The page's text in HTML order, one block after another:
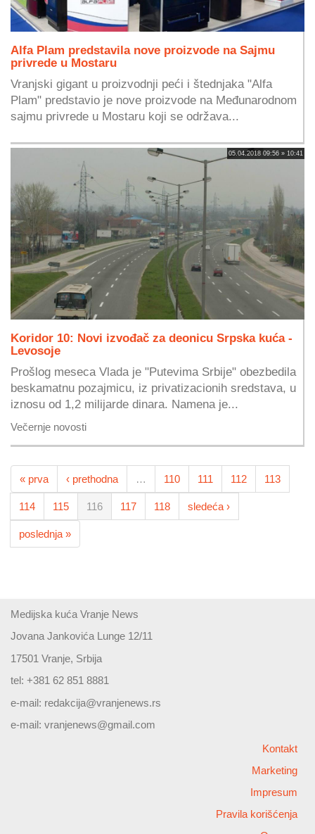
Alfa Plam predstavila nove proizvode na Sajmu
privrede u Mostaru
Vranjski gigant u proizvodnji peći i štednjaka "Alfa
Plam" predstavio je nove proizvode na Međunarodnom
sajmu privrede u Mostaru koji se održava...
05.04.2018 09:56 » 10:41
Koridor 10: Novi izvođač za deonicu Srpska kuća -
Levosoje
Prošlog meseca Vlada je "Putevima Srbije" obezbedila
beskamatnu pozajmicu, iz privatizacionih sredstava, u
iznosu od 1,2 milijarde dinara. Namena je...
Večernje novosti
« prva ‹ prethodna … 110 111 112 113
114 115 116 117 118 sledeća ›
poslednja »
Medijska kuća Vranje News
Jovana Jankovića Lunge 12/11
17501 Vranje, Srbija
tel: +381 62 851 8881
e-mail: redakcija@vranjenews.rs
e-mail: vranjenews@gmail.com
Kontakt
Marketing
Impresum
Pravila korišćenja